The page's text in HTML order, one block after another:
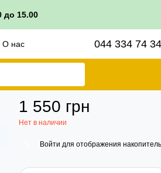
до 15.00
О нас
044 334 74 34
1 550 грн
Нет в наличии
Войти для отображения